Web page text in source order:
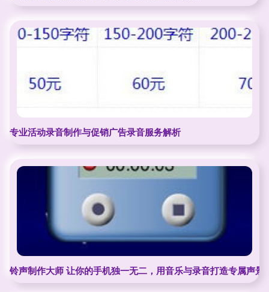
专业活动录音制作与促销广告录音服务解析
铃声制作大师 让你的手机独一无二，用音乐与录音打造专属声景